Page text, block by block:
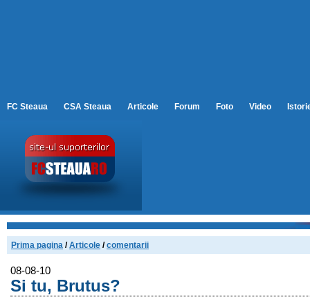
FC Steaua CSA Steaua Articole Forum Foto Video
Prima pagina /Articole /comentarii
08-08-10
Si tu, Brutus?